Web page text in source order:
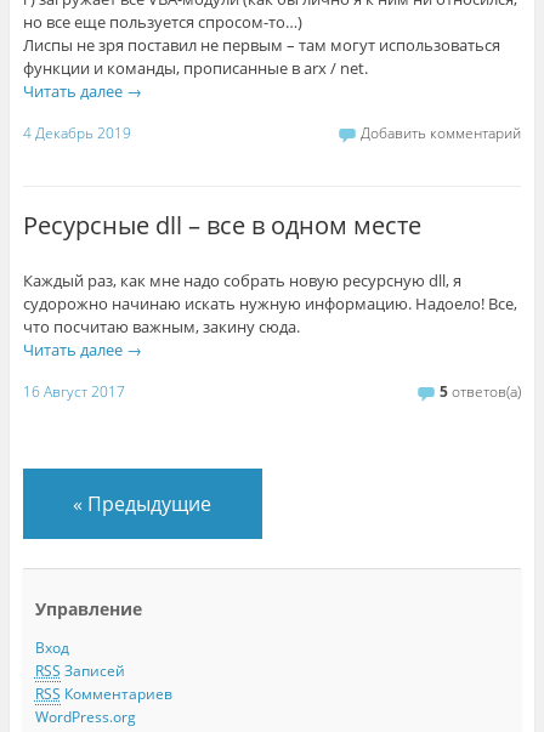
но все еще пользуется спросом-то…)
Лиспы не зря поставил не первым – там могут использоваться
функции и команды, прописанные в arx / net.
Читать далее →
4 Декабрь 2019 Добавить комментарий
Ресурсные dll – все в одном месте
Каждый раз, как мне надо собрать новую ресурсную dll, я
судорожно начинаю искать нужную информацию. Надоело! Все,
что посчитаю важным, закину сюда.
Читать далее →
16 Август 2017 5ответов(а)
« Предыдущие
Управление
Вход
RSS Записей
RSS Комментариев
WordPress.org